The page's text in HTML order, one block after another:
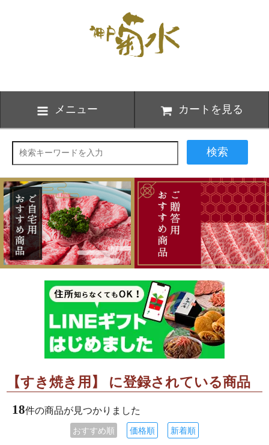
メニュー カートを見る
検索
【すき焼き用】 に登録されている商品
18件の商品が見つかりました
おすすめ順 価格順 新着順